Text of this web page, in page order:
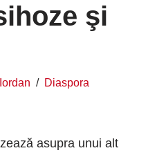
şi
Diaspora
asupra unui alt